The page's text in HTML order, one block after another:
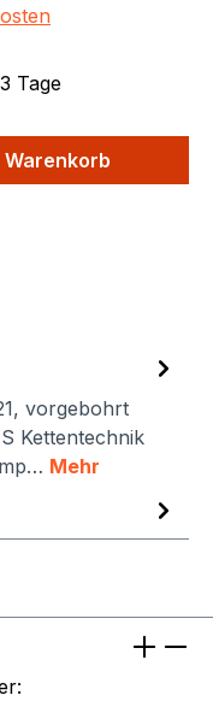
Tage
Warenkorb
vorgebohrt
Kettentechnik
Mehr